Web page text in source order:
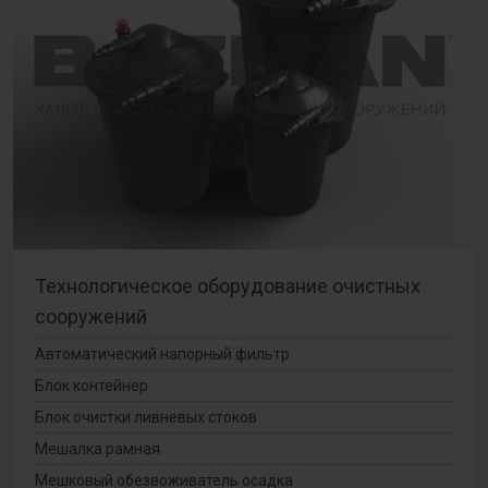
Технологическое оборудование очистных
сооружений
Автоматический напорный фильтр
Блок контейнер
Блок очистки ливневых стоков
Мешалка рамная
Мешковый обезвоживатель осадка